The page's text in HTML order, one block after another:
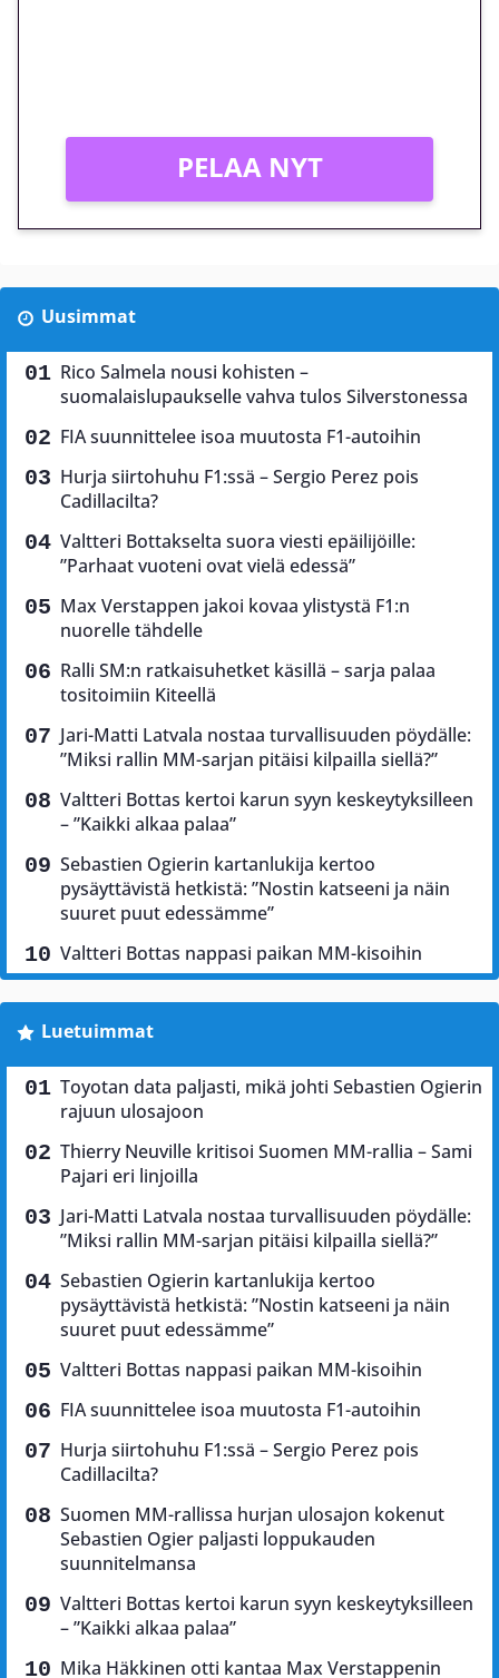
PELAA NYT
Uusimmat
Rico Salmela nousi kohisten –
suomalaislupaukselle vahva tulos Silverstonessa
FIA suunnittelee isoa muutosta F1-autoihin
Hurja siirtohuhu F1:ssä – Sergio Perez pois
Cadillacilta?
Valtteri Bottakselta suora viesti epäilijöille:
”Parhaat vuoteni ovat vielä edessä”
Max Verstappen jakoi kovaa ylistystä F1:n
nuorelle tähdelle
Ralli SM:n ratkaisuhetket käsillä – sarja palaa
tositoimiin Kiteellä
Jari-Matti Latvala nostaa turvallisuuden pöydälle:
”Miksi rallin MM-sarjan pitäisi kilpailla siellä?”
Valtteri Bottas kertoi karun syyn keskeytyksilleen
– ”Kaikki alkaa palaa”
Sebastien Ogierin kartanlukija kertoo
pysäyttävistä hetkistä: ”Nostin katseeni ja näin
suuret puut edessämme”
Valtteri Bottas nappasi paikan MM-kisoihin
Luetuimmat
Toyotan data paljasti, mikä johti Sebastien Ogierin
rajuun ulosajoon
Thierry Neuville kritisoi Suomen MM-rallia – Sami
Pajari eri linjoilla
Jari-Matti Latvala nostaa turvallisuuden pöydälle:
”Miksi rallin MM-sarjan pitäisi kilpailla siellä?”
Sebastien Ogierin kartanlukija kertoo
pysäyttävistä hetkistä: ”Nostin katseeni ja näin
suuret puut edessämme”
Valtteri Bottas nappasi paikan MM-kisoihin
FIA suunnittelee isoa muutosta F1-autoihin
Hurja siirtohuhu F1:ssä – Sergio Perez pois
Cadillacilta?
Suomen MM-rallissa hurjan ulosajon kokenut
Sebastien Ogier paljasti loppukauden
suunnitelmansa
Valtteri Bottas kertoi karun syyn keskeytyksilleen
– ”Kaikki alkaa palaa”
Mika Häkkinen otti kantaa Max Verstappenin